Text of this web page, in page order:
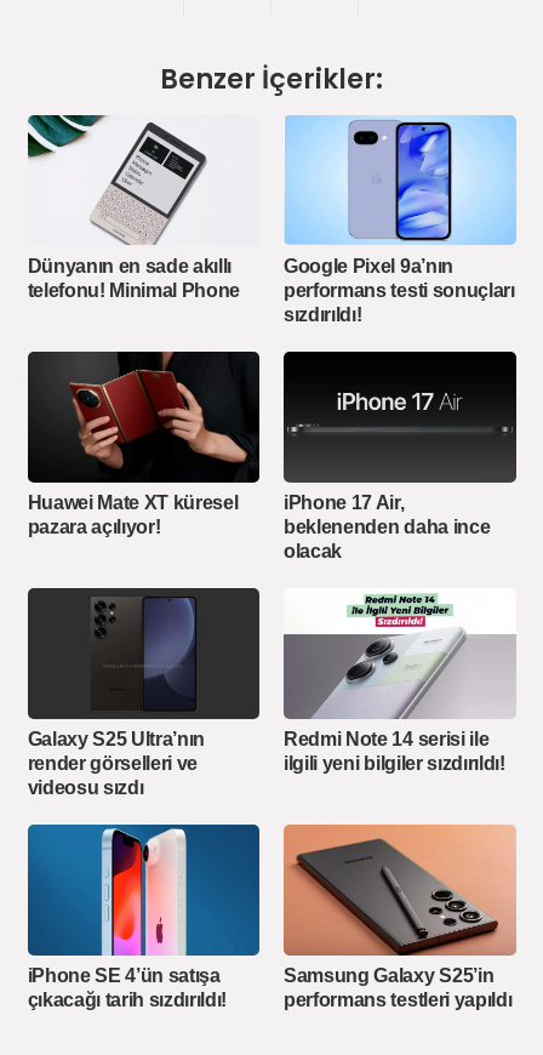
Benzer İçerikler:
Dünyanın en sade akıllı
telefonu! Minimal Phone
Google Pixel 9a’nın
performans testi sonuçları
sızdırıldı!
Huawei Mate XT küresel
pazara açılıyor!
iPhone 17 Air,
beklenenden daha ince
olacak
Galaxy S25 Ultra’nın
render görselleri ve
videosu sızdı
Redmi Note 14 serisi ile
ilgili yeni bilgiler sızdırıldı!
iPhone SE 4’ün satışa
çıkacağı tarih sızdırıldı!
Samsung Galaxy S25’in
performans testleri yapıldı